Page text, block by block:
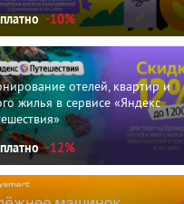
-10%
отелей, квартир и
жилья в сервисе «Яндекс
-12%